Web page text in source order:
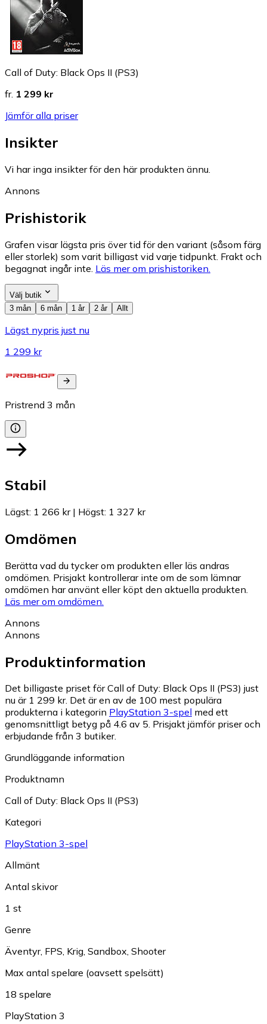
Call of Duty: Black Ops II (PS3)
fr. 1 299 kr
Jämför alla priser
Insikter
Vi har inga insikter för den här produkten ännu.
Annons
Prishistorik
Grafen visar lägsta pris över tid för den variant (såsom färg
eller storlek) som varit billigast vid varje tidpunkt. Frakt och
begagnat ingår inte. Läs mer om prishistoriken.
Välj butik
3 mån
6 mån 1 år 2 år Allt
Lägst nypris just nu
1 299 kr
Pristrend 3 mån
Stabil
Lägst: 1 266 kr| Högst: 1 327 kr
Omdömen
Berätta vad du tycker om produkten eller läs andras
omdömen. Prisjakt kontrollerar inte om de som lämnar
omdömen har använt eller köpt den aktuella produkten.
Läs mer om omdömen.
Annons
Annons
Produktinformation
Det billigaste priset för Call of Duty: Black Ops II (PS3) just
nu är 1 299 kr. Det är en av de 100 mest populära
produkterna i kategorin PlayStation 3-spel med ett
genomsnittligt betyg på 4.6 av 5. Prisjakt jämför priser och
erbjudande från 3 butiker.
Grundläggande information
Produktnamn
Call of Duty: Black Ops II (PS3)
Kategori
PlayStation 3-spel
Allmänt
Antal skivor
1 st
Genre
Äventyr, FPS, Krig, Sandbox, Shooter
Max antal spelare (oavsett spelsätt)
18 spelare
PlayStation 3